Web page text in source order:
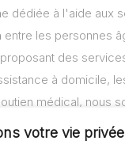
votre vie
dédiée à l'aide aux
entre les personnes
des
à domicile,
médical, nous
les solutions